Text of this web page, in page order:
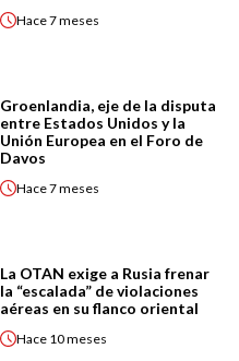
Hace7 meses
Groenlandia, eje de la disputa
entre Estados Unidos y la
Unión Europea en el Foro de
Davos
Hace7 meses
La OTAN exige a Rusia frenar
la “escalada” de violaciones
aéreas en su flanco oriental
Hace 10 meses